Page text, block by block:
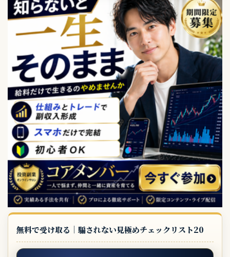
無料で受け取る｜騙されない見極めチェックリスト20